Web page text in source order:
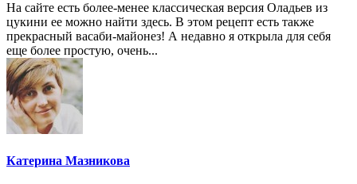
На сайте есть более-менее классическая версия Оладьев из
цукини ее можно найти здесь. В этом рецепт есть также
прекрасный васаби-майонез! А недавно я открыла для себя
еще более простую, очень...
Катерина Мазникова